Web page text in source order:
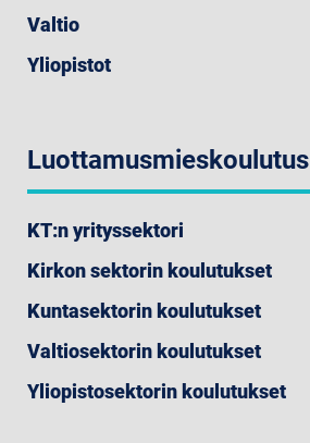
Valtio
Yliopistot
Luottamusmieskoulutus
KT:n yrityssektori
Kirkon sektorin koulutukset
Kuntasektorin koulutukset
Valtiosektorin koulutukset
Yliopistosektorin koulutukset